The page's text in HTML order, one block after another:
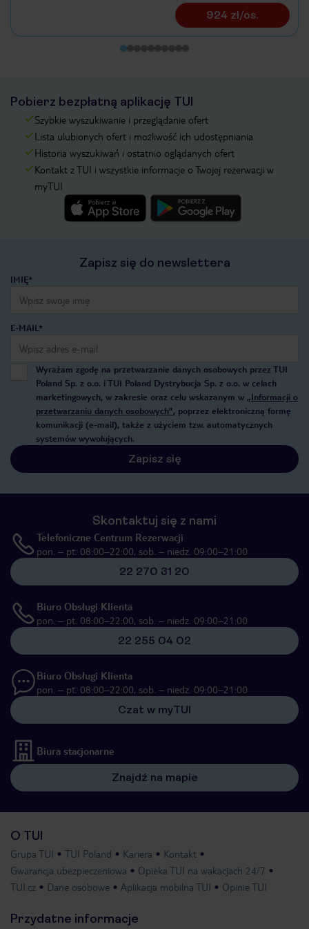
924 zł/os.
Pobierz bezpłatną aplikację TUI
Szybkie wyszukiwanie i przeglądanie ofert
Lista ulubionych ofert i możliwość ich udostępniania
Historia wyszukiwań i ostatnio oglądanych ofert
Kontakt z TUI i wszystkie informacje o Twojej rezerwacji w
myTUI
Zapisz się do newslettera
IMIĘ*
E-MAIL*
Wyrażam zgodę na przetwarzanie danych osobowych przez TUI
Poland Sp. z o.o. i TUI Poland Dystrybucja Sp. z o.o. w celach
marketingowych, w zakresie oraz celu wskazanym w „Informacji o
przetwarzaniu danych osobowych”, poprzez elektroniczną formę
komunikacji (e-mail), także z użyciem tzw. automatycznych
systemów wywołujących.
Zapisz się
Skontaktuj się z nami
Telefoniczne Centrum Rezerwacji
pon. – pt. 08:00–22:00, sob. – niedz. 09:00–21:00
22 270 31 20
Biuro Obsługi Klienta
pon. – pt. 08:00–22:00, sob. – niedz. 09:00–21:00
22 255 04 02
Biuro Obsługi Klienta
pon. – pt. 08:00–22:00, sob. – niedz. 09:00–21:00
Czat w myTUI
Biura stacjonarne
Znajdź na mapie
O TUI
Grupa TUI TUI Poland Kariera
Kontakt
Gwarancja ubezpieczeniowa
Opieka TUI na wakacjach 24/7
TUI.cz
Dane osobowe Aplikacja mobilna TUI Opinie TUI
Przydatne informacje